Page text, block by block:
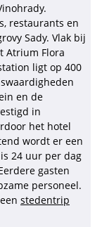
restaurants en
Sady. Vlak bij
Atrium Flora
ligt op 400
en de
in
het hotel
wordt er een
24 uur per dag
gasten
personeel.
stedentrip